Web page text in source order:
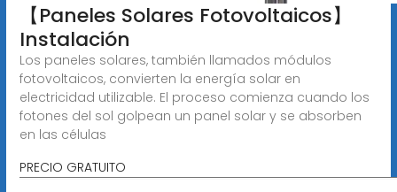
【Paneles Solares Fotovoltaicos】
Instalación
Los paneles solares, también llamados módulos
fotovoltaicos, convierten la energía solar en
electricidad utilizable. El proceso comienza cuando los
fotones del sol golpean un panel solar y se absorben
en las células
PRECIO GRATUITO